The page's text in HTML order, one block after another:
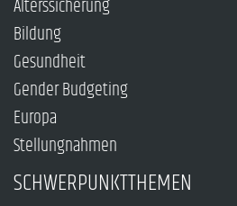
Alterssicherung
Bildung
Gesundheit
Gender Budgeting
Europa
Stellungnahmen
SCHWERPUNKTTHEMEN